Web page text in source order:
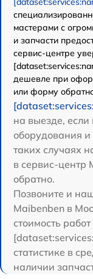
мастерами с
и запчасти
сервис-центре
дешевле при
или форму
на выезде, если
оборудования
таких случаях
в сервис-центр
обратно.
Позвоните и
Maibenben в
стоимость
статистике в
наличии